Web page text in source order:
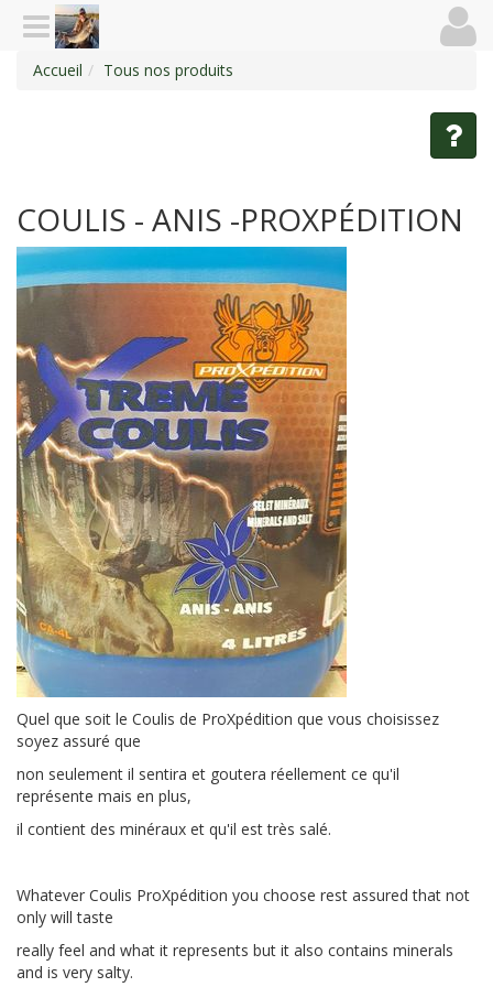
Accueil Tous nos produits
COULIS - ANIS -PROXPÉDITION
Quel que soit le Coulis de ProXpédition que vous choisissez
soyez assuré que
non seulement il sentira et goutera réellement ce qu'il
représente mais en plus,
il contient des minéraux et qu'il est très salé.
Whatever Coulis ProXpédition you choose rest assured that not
only will taste
really feel and what it represents but it also contains minerals
and is very salty.